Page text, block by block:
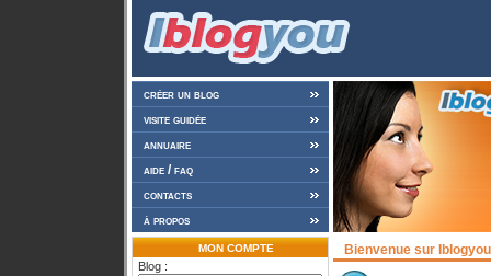
créer un blog
visite guidée
annuaire
aide / faq
contacts
à propos
MON COMPTE
Blog :
Bienvenue sur